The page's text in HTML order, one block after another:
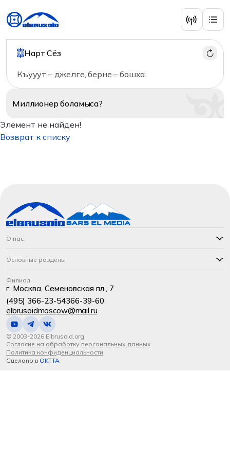
Нарт Сёз
Къууут – джелге, берне – бошха.
Миллионерболамыса?
Элемент не найден!
Возврат к списку
О нас
Основные разделы
Филиал
г. Москва, Семеновская пл., 7
(495) 366-23-54366-39-60
elbrusoidmoscow@mail.ru
© 2003-2026 Elbrusoid.org
Согласие на обработку персональных данных
Политика конфиденциальности
Сделано в OKTTA